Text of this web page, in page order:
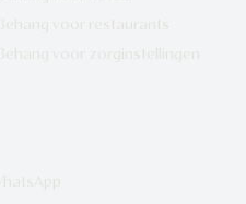
voor restaurants
voor zorginstellingen